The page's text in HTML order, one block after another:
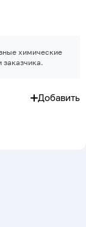
химические
заказчика.
Добавить